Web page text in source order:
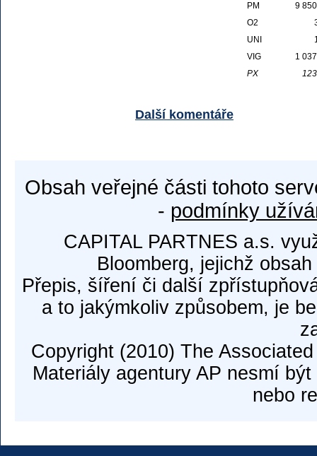
PM
9
O2
UNI
VIG
1
PX
Další komentáře
Obsah veřejné části tohoto
- podmínky
CAPITAL PARTNES a.s.
Bloomberg, jejichž
Přepis, šíření či další
a to jakýmkoliv způsobem, je
Copyright (2010) The
Materiály agentury AP nesmí
nebo